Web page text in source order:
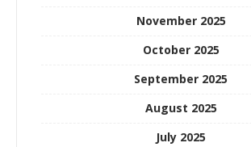
November 2025
October 2025
September 2025
August 2025
July 2025